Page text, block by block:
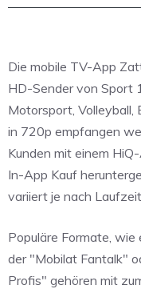
Die mobile TV-App
HD-Sender von Sport
Motorsport, Volleyball,
in 720p empfangen
Kunden mit einem
In-App Kauf
variiert je nach
Populäre Formate,
der "Mobilat Fantalk"
Profis" gehören mit